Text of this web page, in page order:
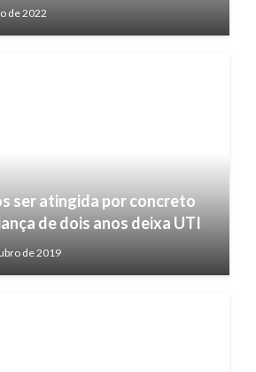
de 2022
ser atingida por concreto
de dois anos deixa UTI
de 2019